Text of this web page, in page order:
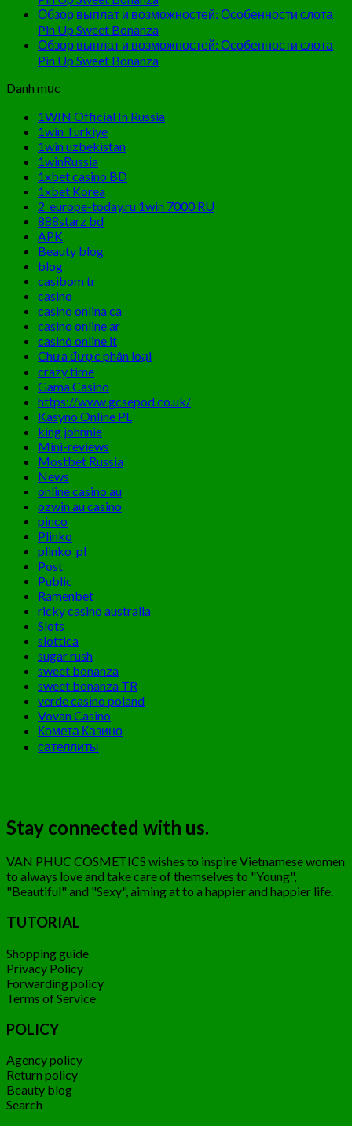
Обзор выплат и возможностей: Особенности слота
Pin Up Sweet Bonanza
Обзор выплат и возможностей: Особенности слота
Pin Up Sweet Bonanza
Danh mục
1WIN Official In Russia
1win Turkiye
1win uzbekistan
1winRussia
1xbet casino BD
1xbet Korea
2_europe-today.ru 1win 7000 RU
888starz bd
APK
Beauty blog
blog
casibom tr
casino
casino onlina ca
casino online ar
casinò online it
Chưa được phân loại
crazy time
Gama Casino
https://www.gcsepod.co.uk/
Kasyno Online PL
king johnnie
Mini-reviews
Mostbet Russia
News
online casino au
ozwin au casino
pinco
Plinko
plinko_pl
Post
Public
Ramenbet
ricky casino australia
Slots
slottica
sugar rush
sweet bonanza
sweet bonanza TR
verde casino poland
Vovan Casino
Комета Казино
сателлиты
Stay connected with us.
VAN PHUC COSMETICS wishes to inspire Vietnamese women
to always love and take care of themselves to "Young",
"Beautiful" and "Sexy", aiming at to a happier and happier life.
TUTORIAL
Shopping guide
Privacy Policy
Forwarding policy
Terms of Service
POLICY
Agency policy
Return policy
Beauty blog
Search